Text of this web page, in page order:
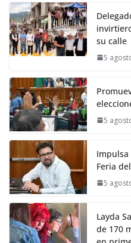
su calle
5
5
Impulsa
Feria
5
Layda
de 170